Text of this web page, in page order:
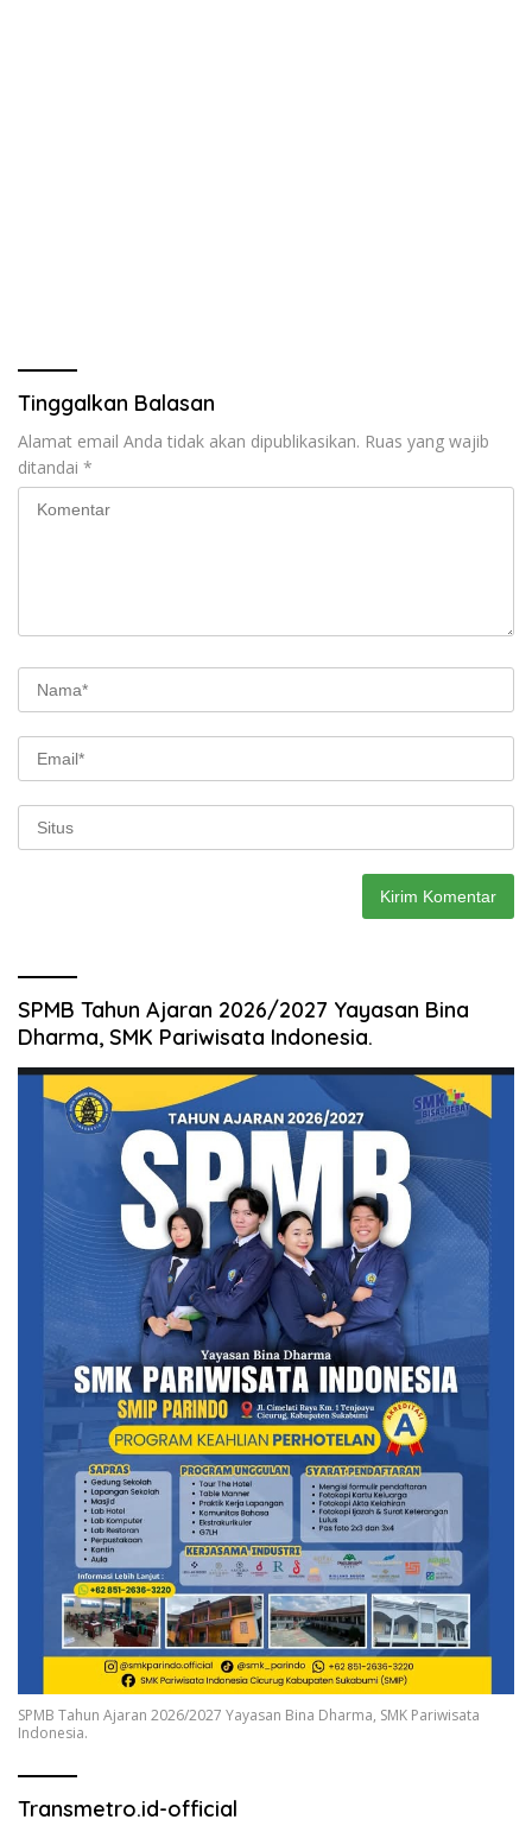
Tinggalkan Balasan
Alamat email Anda tidak akan dipublikasikan. Ruas yang wajib
ditandai *
SPMB Tahun Ajaran 2026/2027 Yayasan Bina
Dharma, SMK Pariwisata Indonesia.
SPMB Tahun Ajaran 2026/2027 Yayasan Bina Dharma, SMK Pariwisata
Indonesia.
Transmetro.id-official